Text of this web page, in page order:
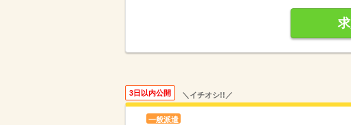
3日以内公開 ＼イチオシ!!／
一般派遣